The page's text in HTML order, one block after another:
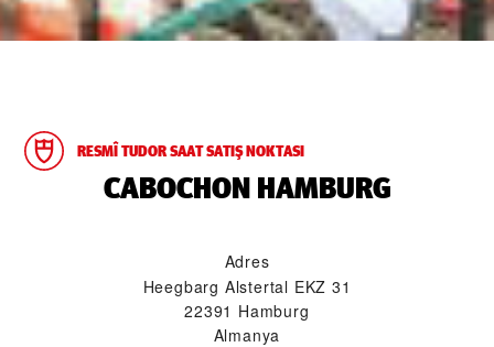
RESMÎ TUDOR SAAT SATIŞ NOKTASI
‭CABOCHON HAMBURG‬
Adres
Heegbarg Alstertal EKZ 31
22391 Hamburg
Almanya